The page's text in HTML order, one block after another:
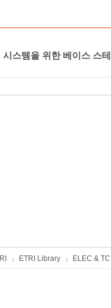
스템을 위한 베이스 스
ETRI Library ELEC &